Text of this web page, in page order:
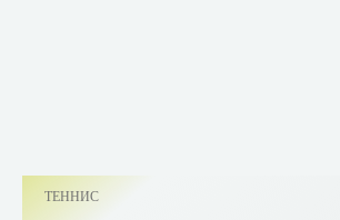
ТЕННИС